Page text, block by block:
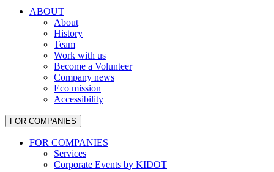
ABOUT
About
History
Team
Work with us
Become a Volunteer
Company news
Eco mission
Accessibility
FOR COMPANIES
FOR COMPANIES
Services
Corporate Events by KIDOT